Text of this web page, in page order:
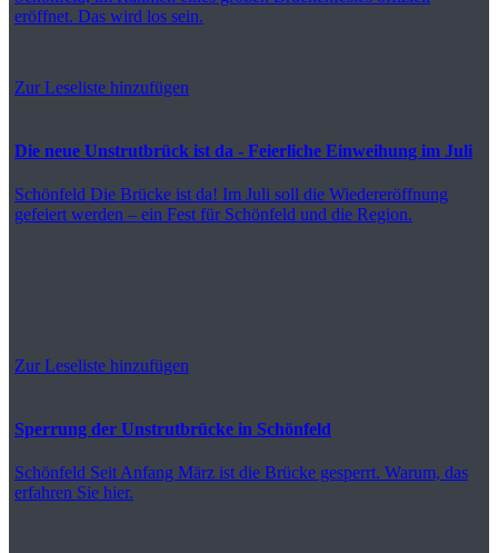
eröffnet. Das wird los sein.
Zur Leseliste hinzufügen
Die neue Unstrutbrück ist da - Feierliche Einweihung im Juli
Schönfeld Die Brücke ist da! Im Juli soll die Wiedereröffnung
gefeiert werden – ein Fest für Schönfeld und die Region.
Zur Leseliste hinzufügen
Sperrung der Unstrutbrücke in Schönfeld
Schönfeld Seit Anfang März ist die Brücke gesperrt. Warum, das
erfahren Sie hier.